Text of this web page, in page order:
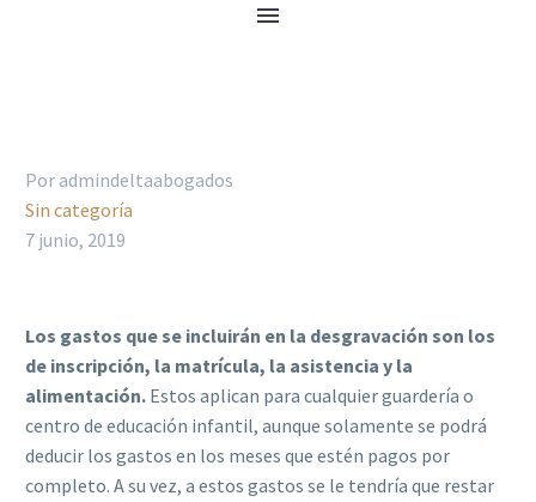
Por admindeltaabogados
Sin categoría
7 junio, 2019
Los gastos que se incluirán en la desgravación son los
de inscripción, la matrícula, la asistencia y la
alimentación. Estos aplican para cualquier guardería o
centro de educación infantil, aunque solamente se podrá
deducir los gastos en los meses que estén pagos por
completo. A su vez, a estos gastos se le tendría que restar